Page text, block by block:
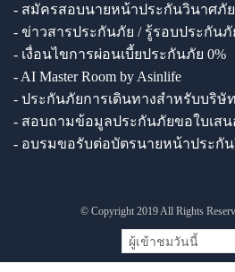
- สมัครสอบนายหน้าประกันวินาศภัย
- ข่าวสารประกันภัย / รู้รอบประกันภั
- เงื่อนไขการผ่อนเบี้ยประกันภัย 0%
- AI Master Room by Asinlife
- ประกันภัยการเดินทางสำหรับบริษั
- สอบถามข้อมูลประกันภัยขอใบเสน
- อบรมขอรับต่อบัตรนายหน้าประกั
© Copyright 2019 All Rights
ผู้เข้าชมวันนี้